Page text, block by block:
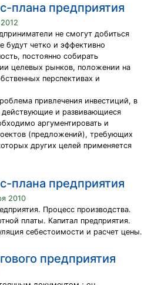
плана предприятия
не смогут добиться
будут четко и эффективно
постоянно собирать
целевых рынков, положении на
перспективах и
привлечения инвестиций, в
и развивающиеся
аргументировать и
(предложений), требующих
других целей применяется
плана предприятия
2010
Процесс производства.
платы. Капитал предприятия.
себестоимости и расчет цены.
предприятия